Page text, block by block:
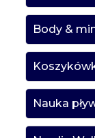
Body &
Nauka